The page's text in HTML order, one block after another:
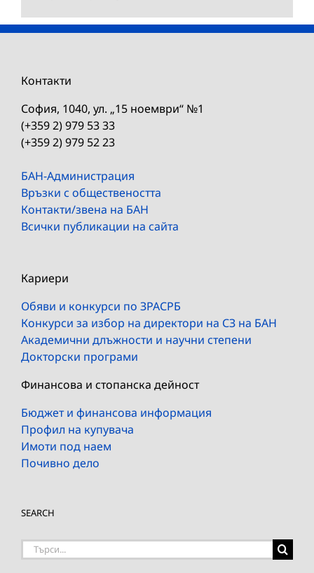
Контакти
София, 1040, ул. „15 ноември“ №1
(+359 2) 979 53 33
(+359 2) 979 52 23
БАН-Администрация
Връзки с обществеността
Контакти/звена на БАН
Всички публикации на сайта
Кариери
Обяви и конкурси по ЗРАСРБ
Конкурси за избор на директори на СЗ на БАН
Академични длъжности и научни степени
Докторски програми
Финансова и стопанска дейност
Бюджет и финансова информация
Профил на купувача
Имоти под наем
Почивно дело
SEARCH
Търсене